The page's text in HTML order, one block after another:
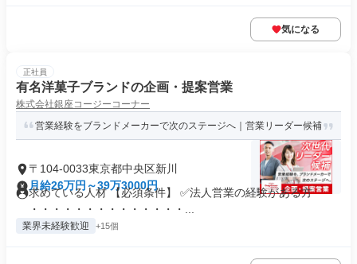
気になる
正社員
有名洋菓子ブランドの企画・提案営業
株式会社銀座コージーコーナー
営業経験をブランドメーカーで次のステージへ｜営業リーダー候補
〒104-0033東京都中央区新川
月給26万円～39万3000円
求めている人材 【必須条件】 ✅法人営業の経験がある方
・・・・・・・・・・・・・・...
業界未経験歓迎 +15個